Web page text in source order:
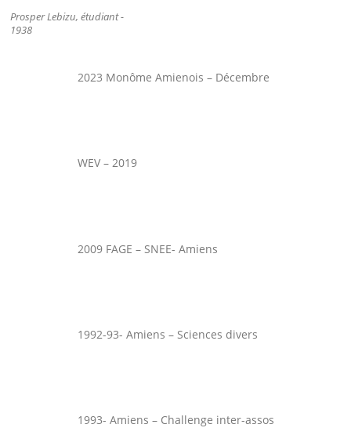
Prosper Lebizu, étudiant -
1938
2023 Monôme Amienois – Décembre
WEV – 2019
2009 FAGE – SNEE- Amiens
1992-93- Amiens – Sciences divers
1993- Amiens – Challenge inter-assos